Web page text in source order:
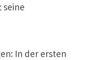
In der ersten